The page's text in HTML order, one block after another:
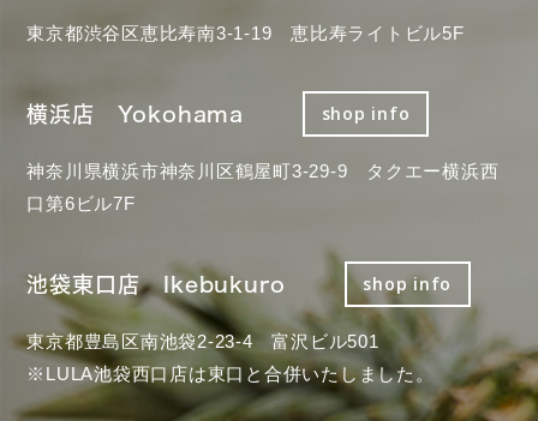
東京都渋谷区恵比寿南3-1-19 恵比寿ライトビル5F
横浜店 Yokohama shop info
神奈川県横浜市神奈川区鶴屋町3-29-9 タクエー横浜西
口第6ビル7F
池袋東口店 Ikebukuro shop info
東京都豊島区南池袋2-23-4 富沢ビル501
※LULA池袋西口店は東口と合併いたしました。